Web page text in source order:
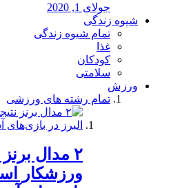
جولای 1, 2020
شیوه زندگی
تمام شیوه زندگی
غذا
کودکان
سلامتی
ورزش
تمام رشته های ورزشی
ورزشکار